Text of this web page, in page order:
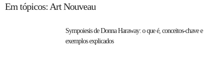
Em tópicos: Art Nouveau
Sympoiesis de Donna Haraway: o que é, conceitos-chave e
exemplos explicados